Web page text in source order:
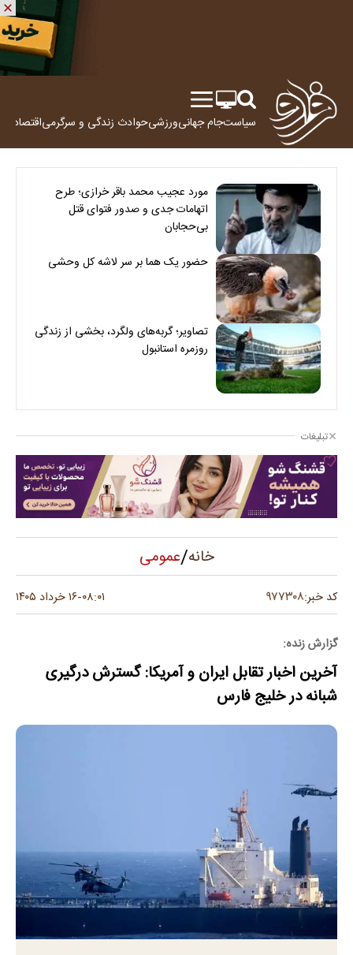
سیاستجام جهانیورزشیحوادث زندگی و سرگرمیاقتصاد
مورد عجیب محمد باقر خرازی؛ طرح
اتهامات جدی و صدور فتوای قتل
بی‌حجابان
حضور یک هما بر سر لاشه‌ کل وحشی
تصاویر؛ گربه‌های ولگرد، بخشی از زندگی
روزمره استانبول
تبلیغات
خانه/عمومی
کد خبر:۹۷۷۳۰۸ ۰۸:۰۱-۱۶ خرداد ۱۴۰۵
گزارش زنده:
آخرین اخبار تقابل ایران و آمریکا: گسترش درگیری
شبانه در خلیج فارس